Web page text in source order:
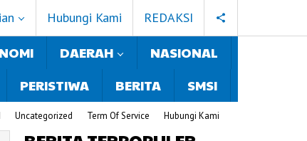
Hubungi Kami REDAKSI
DAERAH
NASIONAL
PERISTIWA BERITA SMSI
Uncategorized Term Of Service Hubungi Kami